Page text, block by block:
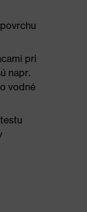
pri
napr.
vodné